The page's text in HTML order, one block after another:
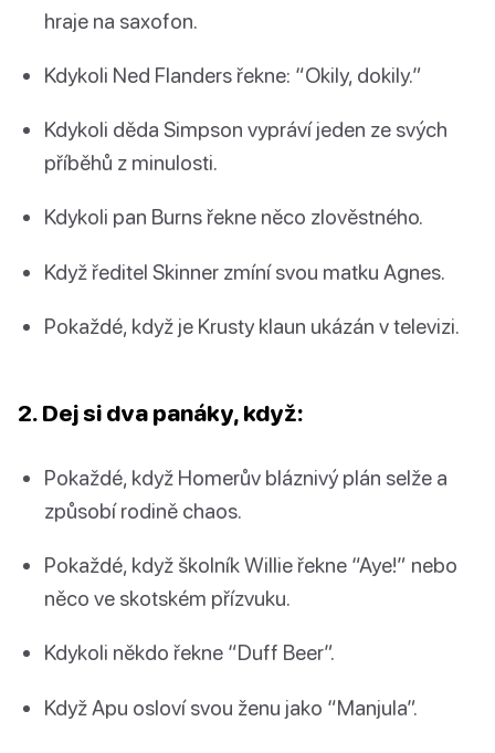
hraje na saxofon.
Kdykoli Ned Flanders řekne: “Okily, dokily.”
Kdykoli děda Simpson vypráví jeden ze svých
příběhů z minulosti.
Kdykoli pan Burns řekne něco zlověstného.
Když ředitel Skinner zmíní svou matku Agnes.
Pokaždé, když je Krusty klaun ukázán v televizi.
2. Dej si dva panáky, když:
Pokaždé, když Homerův bláznivý plán selže a
způsobí rodině chaos.
Pokaždé, když školník Willie řekne “Aye!” nebo
něco ve skotském přízvuku.
Kdykoli někdo řekne “Duff Beer”.
Když Apu osloví svou ženu jako “Manjula”.